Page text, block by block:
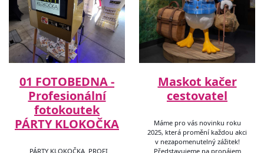
01 FOTOBEDNA -
Profesionální
fotokoutek
PÁRTY KLOKOČKA
PÁRTY KLOKOČKA PROFI
Maskot kačer
cestovatel
Máme pro vás novinku roku
2025, která promění každou akci
v nezapomenutelný zážitek!
Představujeme na pronájem